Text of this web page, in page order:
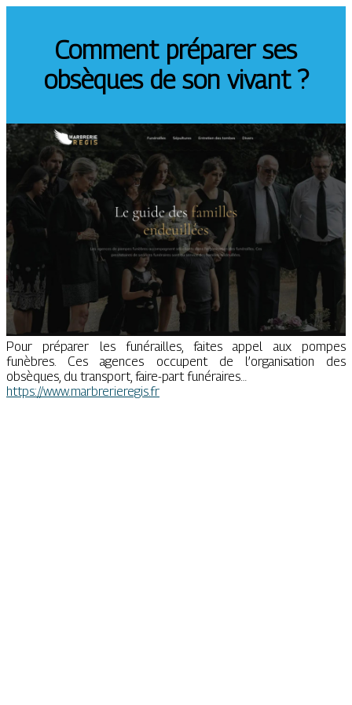
Comment préparer ses
obsèques de son vivant ?
Pour préparer les funérailles, faites appel aux pompes
funèbres. Ces agences occupent de l’organisation des
obsèques, du transport, faire-part funéraires…
https://www.marbrerieregis.fr